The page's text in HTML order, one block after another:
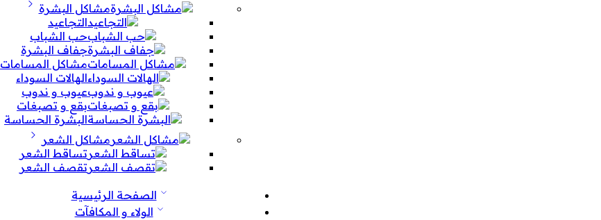
مشاكل البشرة
التجاعيد
حب الشباب
جفاف البشرة
مشاكل المسامات
الهالات السوداء
عيوب و ندوب
بقع و تصبغات
البشرة الحساسة
مشاكل الشعر
تساقط الشعر
تقصف الشعر
الصفحة الرئيسية
الولاء و المكافآت